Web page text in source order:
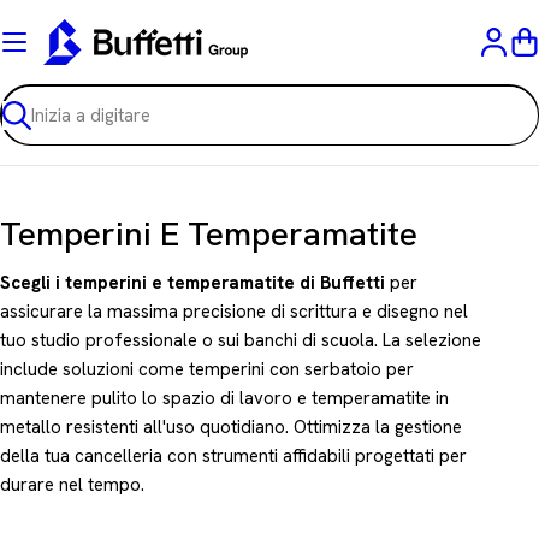
al
contenuto
Ricerca
C
o
l
l
e
z
i
Temperini E Temperamatite
Scegli i temperini e temperamatite di Buffetti per
assicurare la massima precisione di scrittura e disegno nel
tuo studio professionale o sui banchi di scuola. La selezione
include soluzioni come temperini con serbatoio per
mantenere pulito lo spazio di lavoro e temperamatite in
metallo resistenti all'uso quotidiano. Ottimizza la gestione
della tua cancelleria con strumenti affidabili progettati per
durare nel tempo.